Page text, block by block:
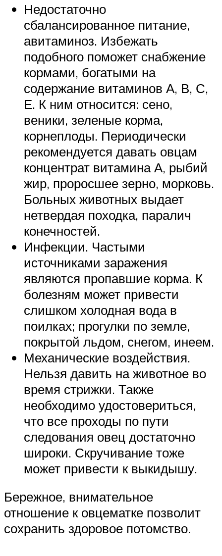
Недостаточно
сбалансированное питание,
авитаминоз. Избежать
подобного поможет снабжение
кормами, богатыми на
содержание витаминов А, В, С,
Е. К ним относится: сено,
веники, зеленые корма,
корнеплоды. Периодически
рекомендуется давать овцам
концентрат витамина А, рыбий
жир, проросшее зерно, морковь.
Больных животных выдает
нетвердая походка, паралич
конечностей.
Инфекции. Частыми
источниками заражения
являются пропавшие корма. К
болезням может привести
слишком холодная вода в
поилках; прогулки по земле,
покрытой льдом, снегом, инеем.
Механические воздействия.
Нельзя давить на животное во
время стрижки. Также
необходимо удостовериться,
что все проходы по пути
следования овец достаточно
широки. Скручивание тоже
может привести к выкидышу.
Бережное, внимательное
отношение к овцематке позволит
сохранить здоровое потомство.